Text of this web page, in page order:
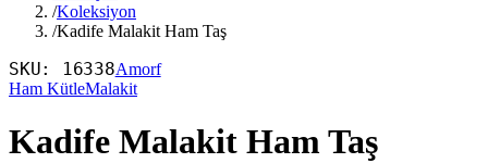
/Koleksiyon
/Kadife Malakit Ham Taş
SKU: 16338Amorf
Ham KütleMalakit
Kadife Malakit Ham Taş